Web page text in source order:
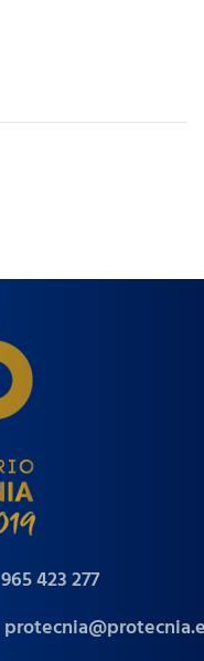
965 423 277